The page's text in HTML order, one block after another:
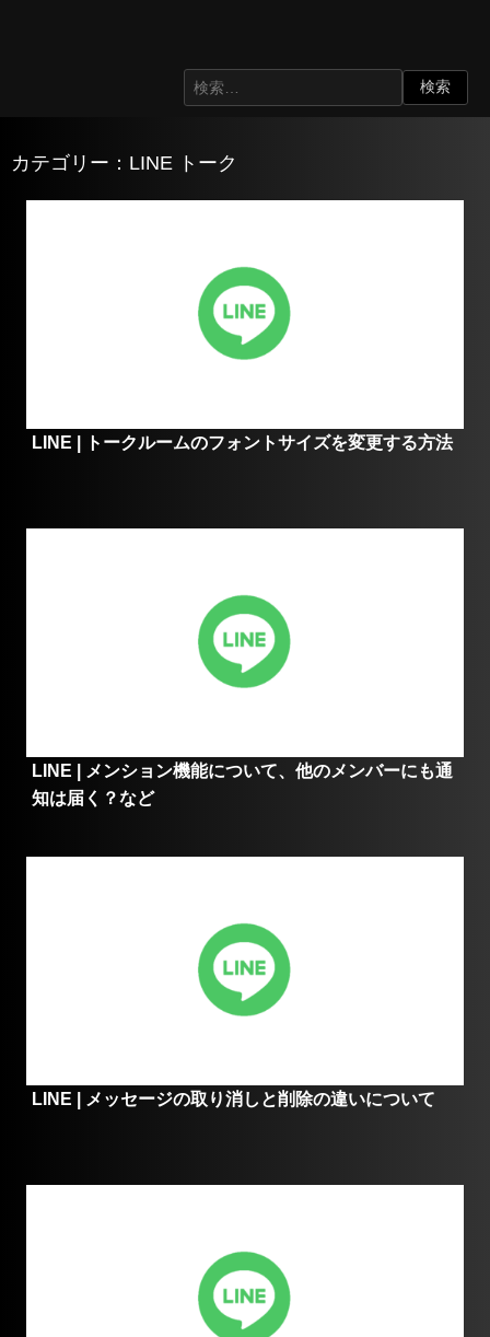
カテゴリー：LINE トーク
LINE | トークルームのフォントサイズを変更する方法
LINE | メンション機能について、他のメンバーにも通
知は届く？など
LINE | メッセージの取り消しと削除の違いについて